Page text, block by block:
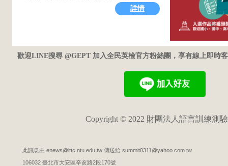
詳情
歡迎LINE搜尋 @GEPT 加入全民英檢官方粉絲團，享有線上即時
Copyright © 2022 財團法人語言訓練測
此訊息由 enews@lttc.ntu.edu.tw 傳送給 summit0311@yahoo.com.tw
106032 臺北市大安區辛亥路2段170號